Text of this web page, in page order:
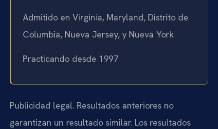
Admitido en Virginia, Maryland, Distrito de
Columbia, Nueva Jersey, y Nueva York
Practicando desde 1997
Publicidad legal. Resultados anteriores no
garantizan un resultado similar. Los resultados